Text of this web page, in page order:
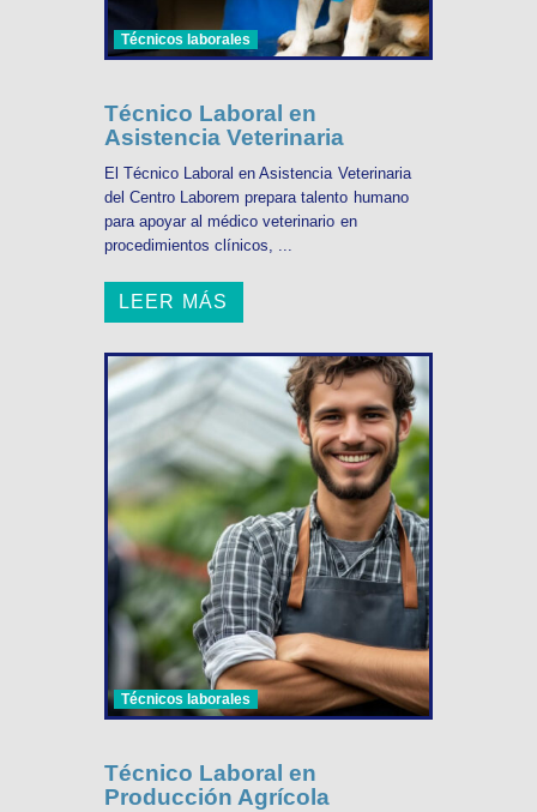
Técnicos laborales
Técnico Laboral en
Asistencia Veterinaria
El Técnico Laboral en Asistencia Veterinaria
del Centro Laborem prepara talento humano
para apoyar al médico veterinario en
procedimientos clínicos, ...
LEER MÁS
Técnicos laborales
Técnico Laboral en
Producción Agrícola